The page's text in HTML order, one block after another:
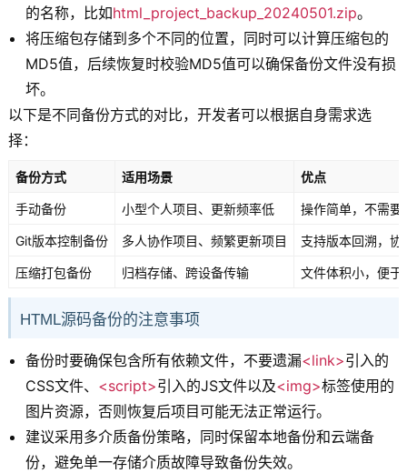
的名称，比如html_project_backup_20240501.zip。
将压缩包存储到多个不同的位置，同时可以计算压缩包的
MD5值，后续恢复时校验MD5值可以确保备份文件没有损
坏。
以下是不同备份方式的对比，开发者可以根据自身需求选
择：
备份方式 适用场景 优点
手动备份 小型个人项目、更新频率低 操作简单，不需要
Git版本控制备份 多人协作项目、频繁更新项目 支持版本回溯，
压缩打包备份 归档存储、跨设备传输 文件体积小，便于
HTML源码备份的注意事项
备份时要确保包含所有依赖文件，不要遗漏<link>引入的
CSS文件、 <script>引入的JS文件以及<img>标签使用的
图片资源，否则恢复后项目可能无法正常运行。
建议采用多介质备份策略，同时保留本地备份和云端备
份，避免单一存储介质故障导致备份失效。